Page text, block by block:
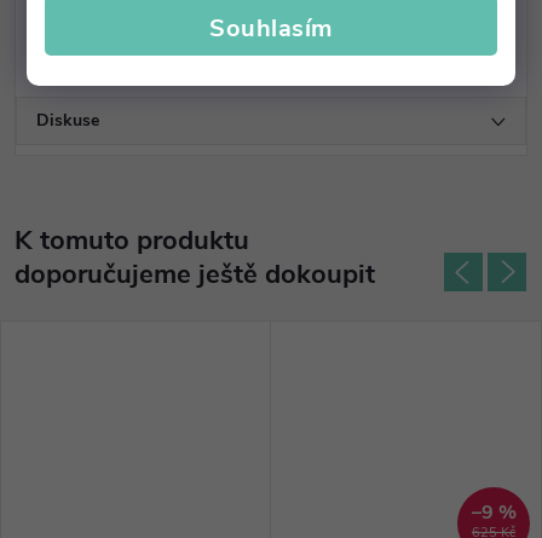
Souhlasím
Diskuse
K tomuto produktu
doporučujeme ještě dokoupit
625 Kč
–9 %